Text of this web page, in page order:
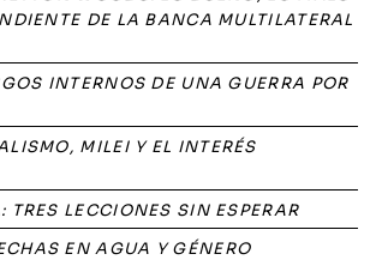
DE LA BANCA MULTILATERAL
INTERNOS DE UNA GUERRA POR
MILEI Y EL INTERÉS
TRES LECCIONES SIN ESPERAR
EN AGUA Y GÉNERO